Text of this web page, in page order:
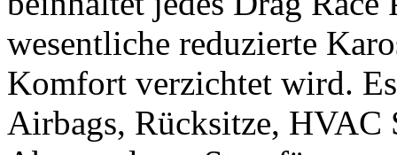
wesentliche reduzierte
Komfort verzichtet wird.
Airbags, Rücksitze, HVAC